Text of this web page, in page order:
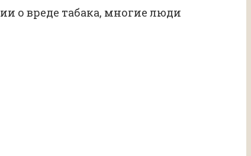
о вреде табака, многие люди